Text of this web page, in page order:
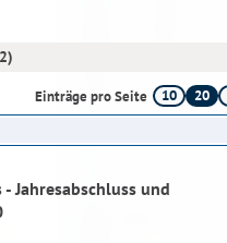
Einträge pro Seite 10 20
Jahresabschluss und